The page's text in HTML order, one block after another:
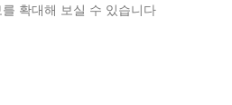
를 확대해 보실 수 있습니다